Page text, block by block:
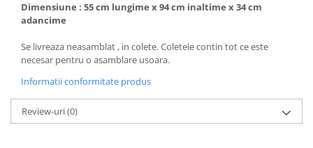
Colectia casmir -seturi
Pantofare Hol
Set mobilier Hol modern cu
Seturi hol cuiere
Dimensiune : 55 cm lungime x 94 cm inaltime x 34 cm
adancime
Se livreaza neasamblat , in colete. Coletele contin tot ce este
necesar pentru o asamblare usoara.
Informatii conformitate produs
Review-uri(0)